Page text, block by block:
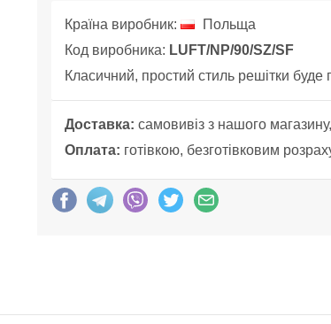
Країна виробник:
Польща
Код виробника: LUFT/NP/90/SZ/SF
Класичний, простий стиль решітки буде
Доставка: самовивіз з нашого
Оплата: готівкою, безготівковим